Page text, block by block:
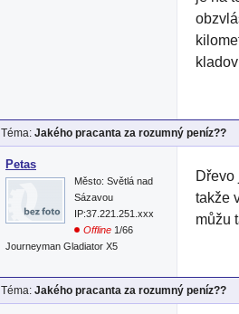
Téma: Jakého pracanta za rozumný peníz??
Petas
Město: Světlá nad
Sázavou
IP:37.221.251.xxx
Offline 1/66
Journeyman Gladiator X5
Dřevo
takže
můžu
Téma: Jakého pracanta za rozumný peníz??